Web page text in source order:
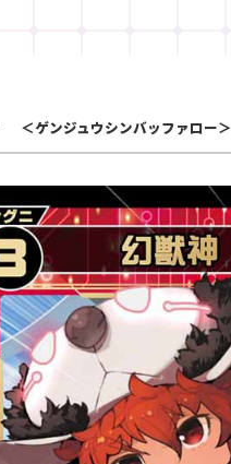
＜ゲンジュウシンバッファロー＞